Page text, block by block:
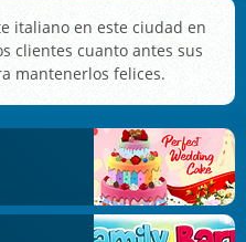
italiano en este ciudad en
clientes cuanto antes sus
mantenerlos felices.